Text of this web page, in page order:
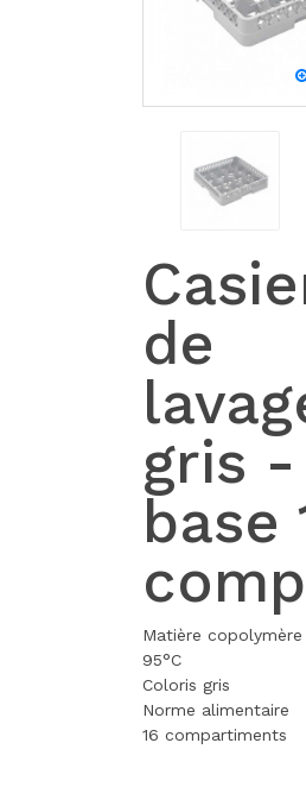
de
gris -
base
Matière copolymère
95°C
Coloris gris
Norme alimentaire
16 compartiments